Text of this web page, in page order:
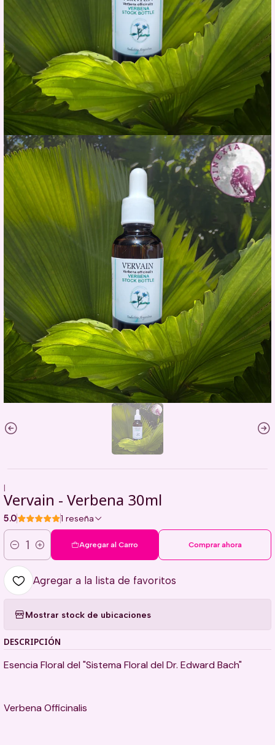
|
Vervain - Verbena 30ml
5.0 1 reseña
Cantidad
Agregar al Carro Comprar ahora
Agregar a la lista de favoritos
Mostrar stock de ubicaciones
DESCRIPCIÓN
Esencia Floral del "Sistema Floral del Dr. Edward Bach"
Verbena Officinalis